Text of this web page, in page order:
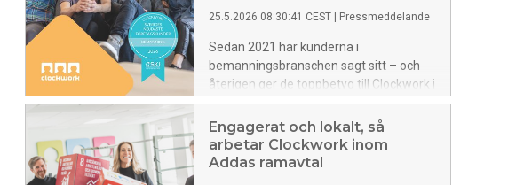
om hur vi agerar i vardagen. I våra
beslut, i våra relationer och i hur vi driver
vår affär över tid, säger Magnus Fridebo,
vd på Clockwork.
25.5.2026 08:30:41 CEST Pressmeddelande
Sedan 2021 har kunderna i
bemanningsbranschen sagt sitt – och
återigen ger de toppbetyg till Clockwork i
Svenskt Kvalitetsindex mätning över
Sveriges nöjdaste kunder. För sjätte (!)
året i rad tilldelas nu Clockwork
utmärkelsen i bemanningsbranschen.
Engagerat och lokalt, så
arbetar Clockwork inom
Addas ramavtal